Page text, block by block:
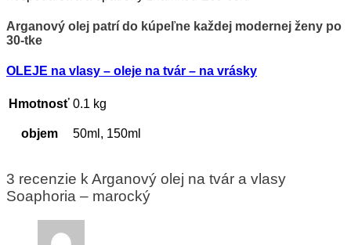
Arganový olej patrí do kúpeľne každej modernej ženy po
30-tke
OLEJE na vlasy – oleje na tvár – na vrásky
Hmotnosť 0.1 kg
objem 50ml, 150ml
3 recenzie k Arganový olej na tvár a vlasy
Soaphoria – marocký